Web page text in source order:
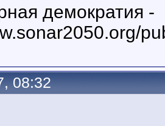
демократия -
08:32